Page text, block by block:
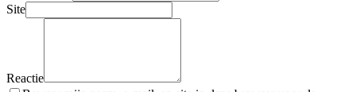
Site
Reactie